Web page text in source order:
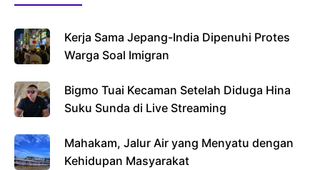
Kerja Sama Jepang-India Dipenuhi Protes
Warga Soal Imigran
Bigmo Tuai Kecaman Setelah Diduga Hina
Suku Sunda di Live Streaming
Mahakam, Jalur Air yang Menyatu dengan
Kehidupan Masyarakat